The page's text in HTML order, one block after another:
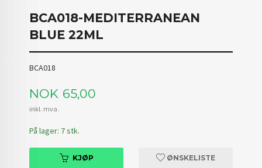
BCA018-MEDITERRANEAN
BLUE 22ML
BCA018
Pris
NOK 65,00
inkl. mva.
På lager: 7 stk.
KJØP ØNSKELISTE